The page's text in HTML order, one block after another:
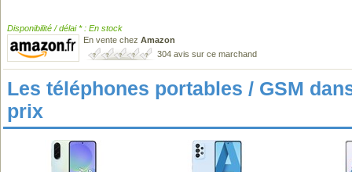
Disponibilité / délai * : En stock
En vente chez Amazon
304 avis sur ce marchand
Les téléphones portables / GSM
prix